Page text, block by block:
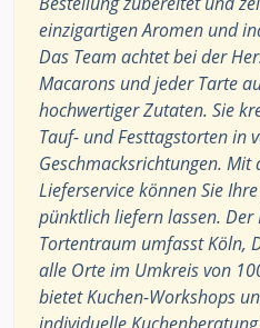
einzigartigen Aromen und
Das Team achtet bei der
Macarons und jeder Tarte
hochwertiger Zutaten. Sie
Tauf- und Festtagstorten in
Geschmacksrichtungen.
Lieferservice können Sie
pünktlich liefern lassen. Der
Tortentraum umfasst Köln,
alle Orte im Umkreis von
bietet Kuchen-Workshops